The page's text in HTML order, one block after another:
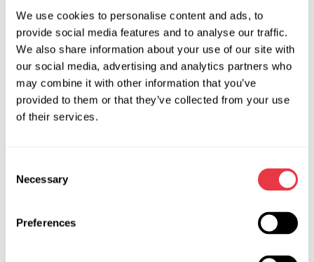
We use cookies to personalise content and ads, to
provide social media features and to analyse our traffic.
We also share information about your use of our site with
our social media, advertising and analytics partners who
may combine it with other information that you’ve
provided to them or that they’ve collected from your use
of their services.
Selection
Necessary
Preferences
восстановления фильтров DPF, FAP, GPF
Диагностические сканеры
- специализированные
сканеры для электромобилей
Кто и как использует
диагностическое
автомобильных агрегатов
Автосервисы и мастерские по ремонту агрегатов
используют стенды для точной диагностики перед